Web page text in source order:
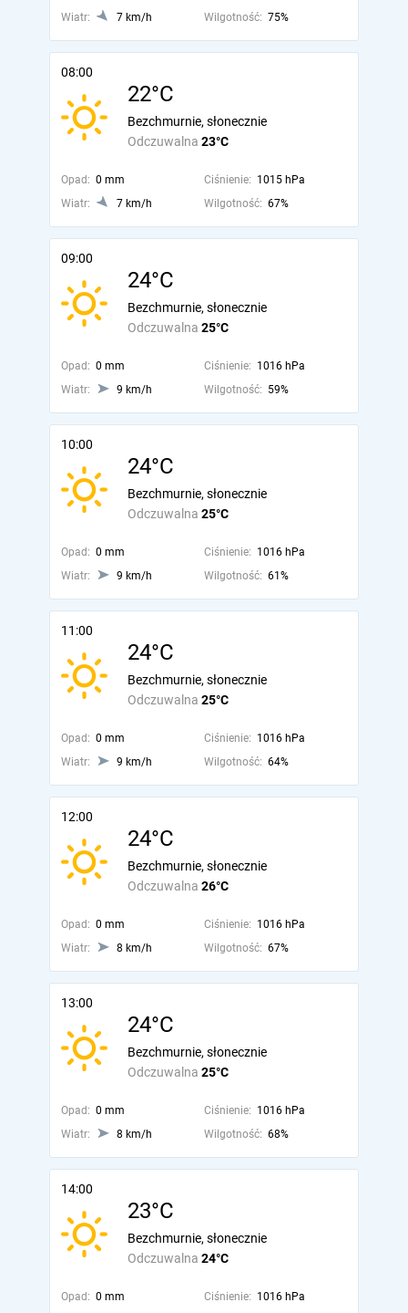
Wiatr: 7 km/h Wilgotność: 75%
08:00
22°C
Odczuwalna 23°C
Bezchmurnie, słonecznie
Opad: 0 mm Ciśnienie: 1015 hPa
Wiatr:
7 km/h Wilgotność: 67%
09:00
24°C
Odczuwalna 25°C
Bezchmurnie, słonecznie
Opad: 0 mm Ciśnienie: 1016 hPa
Wiatr:
9 km/h Wilgotność: 59%
10:00
24°C
Odczuwalna 25°C
Bezchmurnie, słonecznie
Opad: 0 mm Ciśnienie: 1016 hPa
Wiatr:
9 km/h Wilgotność: 61%
11:00
24°C
Odczuwalna 25°C
Bezchmurnie, słonecznie
Opad: 0 mm Ciśnienie: 1016 hPa
Wiatr:
9 km/h Wilgotność: 64%
12:00
24°C
Odczuwalna 26°C
Bezchmurnie, słonecznie
Opad: 0 mm Ciśnienie: 1016 hPa
Wiatr:
8 km/h Wilgotność: 67%
13:00
24°C
Odczuwalna 25°C
Bezchmurnie, słonecznie
Opad: 0 mm Ciśnienie: 1016 hPa
Wiatr:
8 km/h Wilgotność: 68%
14:00
23°C
Odczuwalna 24°C
Bezchmurnie, słonecznie
Opad: 0 mm Ciśnienie: 1016 hPa